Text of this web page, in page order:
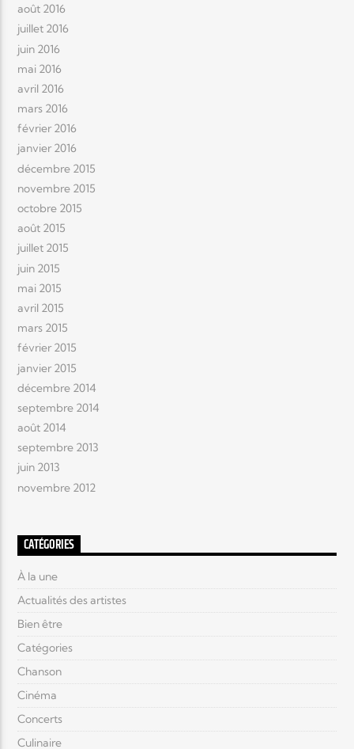
août 2016
juillet 2016
juin 2016
mai 2016
avril 2016
mars 2016
février 2016
janvier 2016
décembre 2015
novembre 2015
octobre 2015
août 2015
juillet 2015
juin 2015
mai 2015
avril 2015
mars 2015
février 2015
janvier 2015
décembre 2014
septembre 2014
août 2014
septembre 2013
juin 2013
novembre 2012
CATÉGORIES
À la une
Actualités des artistes
Bien être
Catégories
Chanson
Cinéma
Concerts
Culinaire